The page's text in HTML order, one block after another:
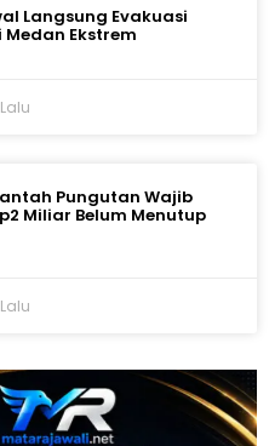
Langsung Evakuasi
Ekstrem
Pungutan Wajib
Miliar Belum Menutup